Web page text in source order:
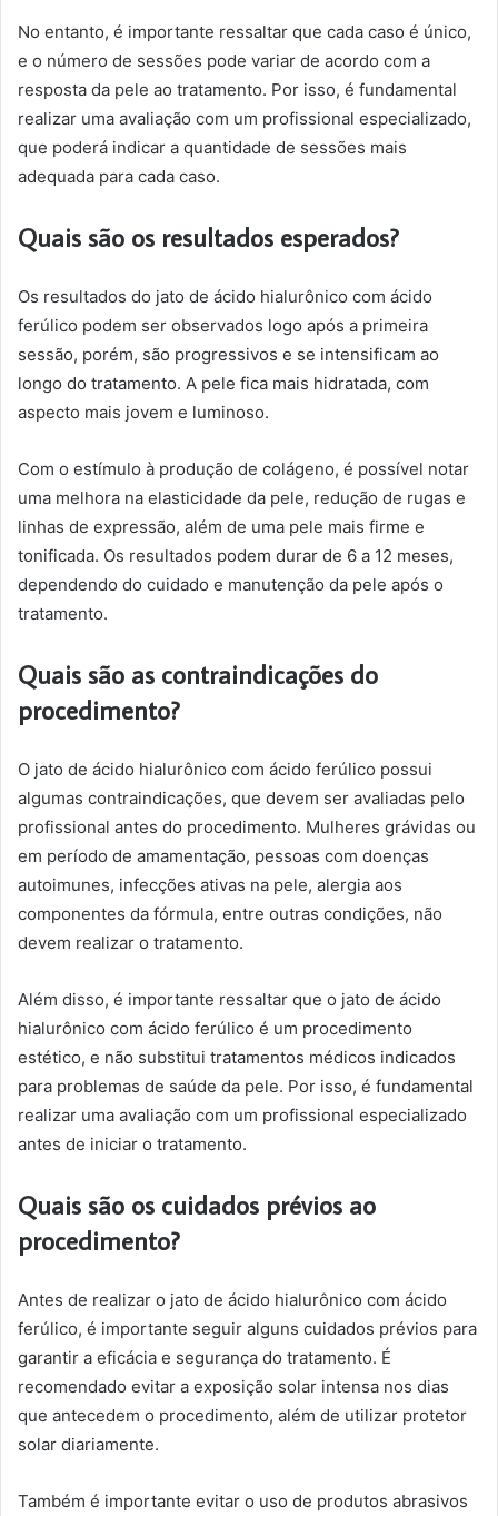
No entanto, é importante ressaltar que cada caso é único,
e o número de sessões pode variar de acordo com a
resposta da pele ao tratamento. Por isso, é fundamental
realizar uma avaliação com um profissional especializado,
que poderá indicar a quantidade de sessões mais
adequada para cada caso.
Quais são os resultados esperados?
Os resultados do jato de ácido hialurônico com ácido
ferúlico podem ser observados logo após a primeira
sessão, porém, são progressivos e se intensificam ao
longo do tratamento. A pele fica mais hidratada, com
aspecto mais jovem e luminoso.
Com o estímulo à produção de colágeno, é possível notar
uma melhora na elasticidade da pele, redução de rugas e
linhas de expressão, além de uma pele mais firme e
tonificada. Os resultados podem durar de 6 a 12 meses,
dependendo do cuidado e manutenção da pele após o
tratamento.
Quais são as contraindicações do
procedimento?
O jato de ácido hialurônico com ácido ferúlico possui
algumas contraindicações, que devem ser avaliadas pelo
profissional antes do procedimento. Mulheres grávidas ou
em período de amamentação, pessoas com doenças
autoimunes, infecções ativas na pele, alergia aos
componentes da fórmula, entre outras condições, não
devem realizar o tratamento.
Além disso, é importante ressaltar que o jato de ácido
hialurônico com ácido ferúlico é um procedimento
estético, e não substitui tratamentos médicos indicados
para problemas de saúde da pele. Por isso, é fundamental
realizar uma avaliação com um profissional especializado
antes de iniciar o tratamento.
Quais são os cuidados prévios ao
procedimento?
Antes de realizar o jato de ácido hialurônico com ácido
ferúlico, é importante seguir alguns cuidados prévios para
garantir a eficácia e segurança do tratamento. É
recomendado evitar a exposição solar intensa nos dias
que antecedem o procedimento, além de utilizar protetor
solar diariamente.
Também é importante evitar o uso de produtos abrasivos